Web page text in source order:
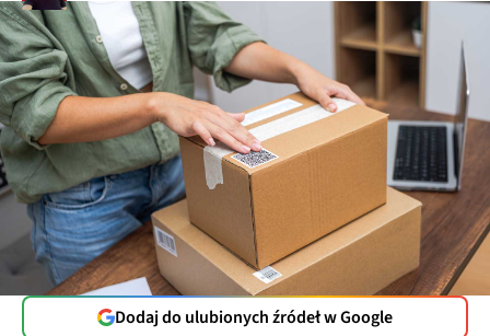
Dodaj do ulubionych źródeł w Google